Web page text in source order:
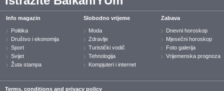
Info magazin
Politika
Društvo i ekonomija
Sport
Svijet
Žuta stampa
Slobodno vrijeme
Moda
Zdravlje
Turistički vodič
Tehnologija
Kompjuteri i internet
Zabava
Dnevni horoskop
Mjesečni horoskop
Foto galerija
Vrijemenska prognoza
Terms, conditions and privacy policy